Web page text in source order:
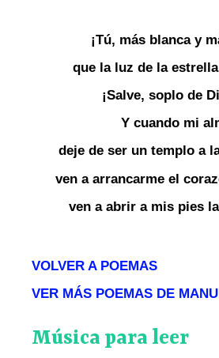
¡Tú, más blanca y
que la luz de la
¡Salve, soplo de
Y cuando mi
deje de ser un templo a
ven a arrancarme el
ven a abrir a mis pies
VOLVER A POEMAS
VER MÁS POEMAS DE
Música para leer